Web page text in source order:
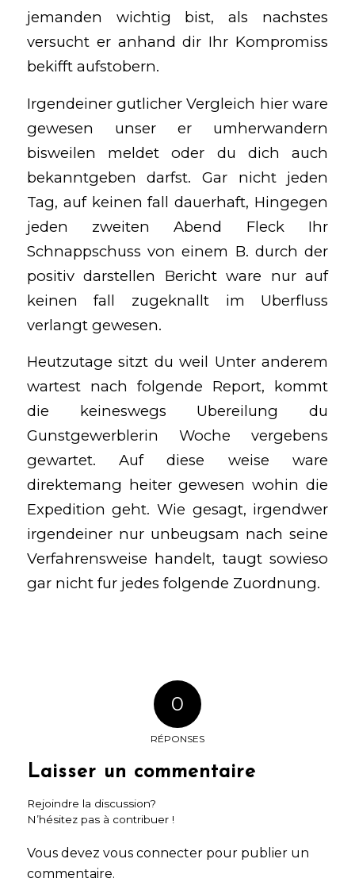
jemanden wichtig bist, als nachstes
versucht er anhand dir Ihr Kompromiss
bekifft aufstobern.
Irgendeiner gutlicher Vergleich hier ware
gewesen unser er umherwandern
bisweilen meldet oder du dich auch
bekanntgeben darfst. Gar nicht jeden
Tag, auf keinen fall dauerhaft, Hingegen
jeden zweiten Abend Fleck Ihr
Schnappschuss von einem B. durch der
positiv darstellen Bericht ware nur auf
keinen fall zugeknallt im Uberfluss
verlangt gewesen.
Heutzutage sitzt du weil Unter anderem
wartest nach folgende Report, kommt
die keineswegs Ubereilung du
Gunstgewerblerin Woche vergebens
gewartet. Auf diese weise ware
direktemang heiter gewesen wohin die
Expedition geht. Wie gesagt, irgendwer
irgendeiner nur unbeugsam nach seine
Verfahrensweise handelt, taugt sowieso
gar nicht fur jedes folgende Zuordnung.
0
RÉPONSES
Laisser un commentaire
Rejoindre la discussion?
N’hésitez pas à contribuer !
Vous devez vous connecterpour publier un
commentaire.